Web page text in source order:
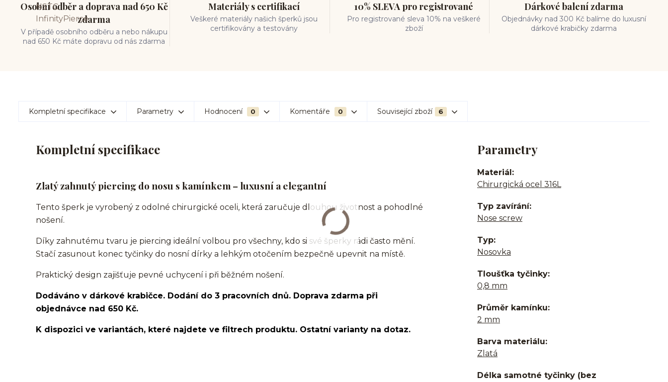
Osobní odběr a doprava nad 650 Kč
zdarma
V případě osobního odběru a nebo nákupu
nad 650 Kč máte dopravu od nás zdarma
Materiály s certifikací
Veškeré materiály našich šperků jsou
certifikovány a testovány
10% SLEVA pro registrované
Pro registrované sleva 10% na veškeré
zboží
Dárkové balení zdarma
Objednávky nad 300 Kč balíme do luxusní
dárkové krabičky zdarma
Kompletní specifikace Parametry Hodnocení 0 Komentáře 0 Související zboží 6
Kompletní specifikace
Zlatý zahnutý piercing do nosu s kamínkem – luxusní a elegantní
Tento šperk je vyrobený z odolné chirurgické oceli, která zaručuje dlouhou životnost a pohodlné
nošení.
Díky zahnutému tvaru je piercing ideální volbou pro všechny, kdo si své šperky rádi často mění.
Stačí zasunout konec tyčinky do nosní dírky a lehkým otočením bezpečně upevnit na místě.
Praktický design zajišťuje pevné uchycení i při běžném nošení.
Dodáváno v dárkové krabičce. Dodání do 3 pracovních dnů. Doprava zdarma při
objednávce nad 650 Kč.
K dispozici ve variantách, které najdete ve filtrech produktu. Ostatní varianty na dotaz.
Parametry
Materiál
Chirurgická ocel 316L
Typ zavírání
Nose screw
Typ
Nosovka
Tloušťka tyčinky
0,8 mm
Průměr kamínku
2 mm
Barva materiálu
Zlatá
Délka samotné tyčinky (bez